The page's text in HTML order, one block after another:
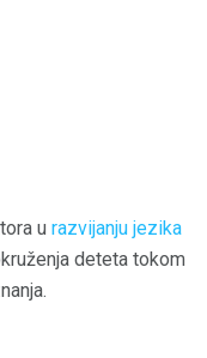
u razvijanju jezika
deteta tokom